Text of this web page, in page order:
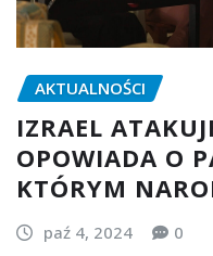
AKTUALNOŚCI
IZRAEL
OPOWIADA O
KTÓRYM
paź 4, 2024 0